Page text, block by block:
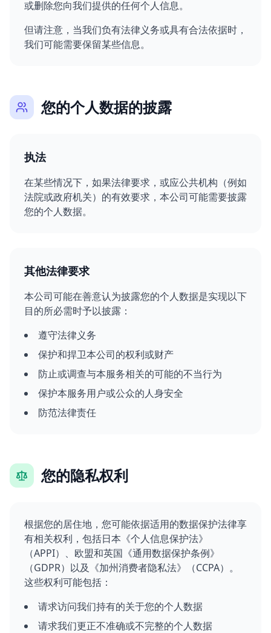
或删除您向我们提供的任何个人信息。
但请注意，当我们负有法律义务或具有合法依据时，
我们可能需要保留某些信息。
您的个人数据的披露
执法
在某些情况下，如果法律要求，或应公共机构（例如
法院或政府机关）的有效要求，本公司可能需要披露
您的个人数据。
其他法律要求
本公司可能在善意认为披露您的个人数据是实现以下
目的所必需时予以披露：
遵守法律义务
保护和捍卫本公司的权利或财产
防止或调查与本服务相关的可能的不当行为
保护本服务用户或公众的人身安全
防范法律责任
您的隐私权利
根据您的居住地，您可能依据适用的数据保护法律享
有相关权利，包括日本《个人信息保护法》
（APPI）、欧盟和英国《通用数据保护条例》
（GDPR）以及《加州消费者隐私法》（CCPA）。
这些权利可能包括：
请求访问我们持有的关于您的个人数据
请求我们更正不准确或不完整的个人数据